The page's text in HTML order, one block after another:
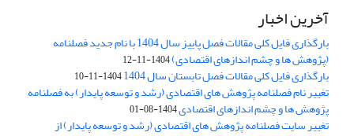
آخرین اخبار
بارگذاری فایل کلی مقالات فصل پاییز سال 1404 با نام جدید فصلنامه
(پژوهش ها و چشم اندازهای اقتصادی)1404-11-12
بارگذاری فایل کلی مقالات فصل تابستان سال 1404 1404-11-10
تغییر نام فصلنامه پژوهش های اقتصادی (رشد و توسعه پایدار) به فصلنامه
پژوهش ها و چشم اندازهای اقتصادی1404-08-01
تغییر سایت فصلنامه پژوهش های اقتصادی (رشد و توسعه پایدار) از